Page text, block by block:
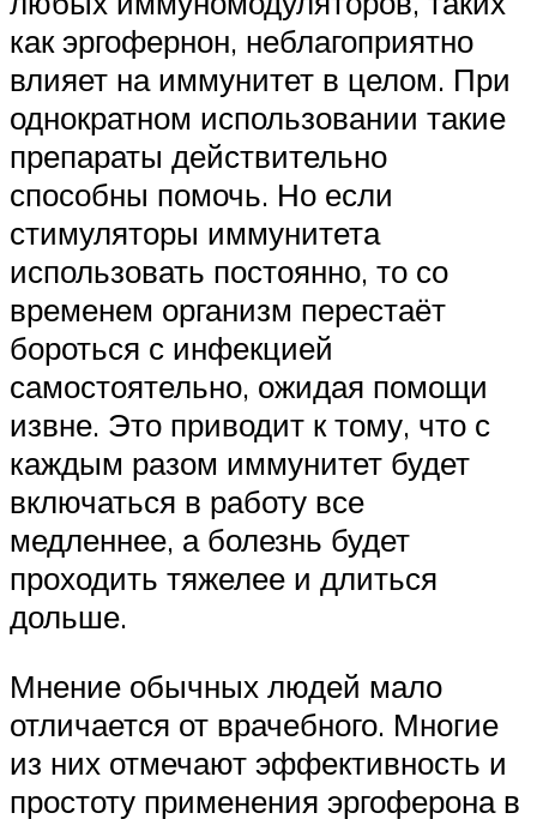
как эргофернон, неблагоприятно
влияет на иммунитет в целом. При
однократном использовании такие
препараты действительно
способны помочь. Но если
стимуляторы иммунитета
использовать постоянно, то со
временем организм перестаёт
бороться с инфекцией
самостоятельно, ожидая помощи
извне. Это приводит к тому, что с
каждым разом иммунитет будет
включаться в работу все
медленнее, а болезнь будет
проходить тяжелее и длиться
дольше.
Мнение обычных людей мало
отличается от врачебного. Многие
из них отмечают эффективность и
простоту применения эргоферона в